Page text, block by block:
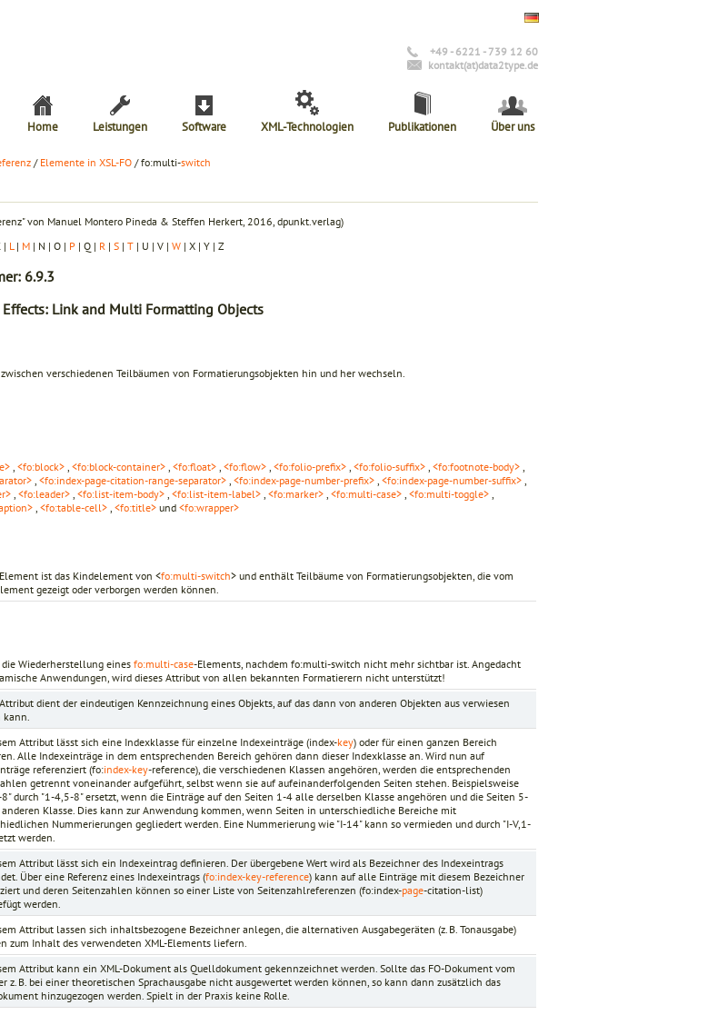
+49 - 6221 - 739 12 60
kontakt(at)data2type.de
Home Leistungen Software XML-Technologien Publikationen Über uns
/ Elemente in XSL-FO / fo:multi-switch
von Manuel Montero Pineda & Steffen Herkert, 2016, dpunkt.verlag)
| L | M | N | O | P | Q | R | S | T | U | V | W | X | Y | Z
6.9.3
Link and Multi Formatting Objects
verschiedenen Teilbäumen von Formatierungsobjekten hin und her wechseln.
, <fo:block> , <fo:block-container> , <fo:float> , <fo:flow> , <fo:folio-prefix> , <fo:folio-suffix> , <fo:footnote-body> ,
, <fo:index-page-citation-range-separator> , <fo:index-page-number-prefix> , <fo:index-page-number-suffix> ,
, <fo:leader> , <fo:list-item-body> , <fo:list-item-label> , <fo:marker> , <fo:multi-case> , <fo:multi-toggle> ,
, <fo:table-cell> , <fo:title> und <fo:wrapper>
ist das Kindelement von <fo:multi-switch> und enthält Teilbäume von Formatierungsobjekten, die vom
gezeigt oder verborgen werden können.
die Wiederherstellung eines fo:multi-case-Elements, nachdem fo:multi-switch nicht mehr sichtbar ist. Angedacht
Anwendungen, wird dieses Attribut von allen bekannten Formatierern nicht unterstützt!
dient der eindeutigen Kennzeichnung eines Objekts, auf das dann von anderen Objekten aus verwiesen
Attribut lässt sich eine Indexklasse für einzelne Indexeinträge (index-key) oder für einen ganzen Bereich
Alle Indexeinträge in dem entsprechenden Bereich gehören dann dieser Indexklasse an. Wird nun auf
referenziert (fo:index-key-reference), die verschiedenen Klassen angehören, werden die entsprechenden
getrennt voneinander aufgeführt, selbst wenn sie auf aufeinanderfolgenden Seiten stehen. Beispielsweise
durch "1-4,5-8" ersetzt, wenn die Einträge auf den Seiten 1-4 alle derselben Klasse angehören und die Seiten 5-
Klasse. Dies kann zur Anwendung kommen, wenn Seiten in unterschiedliche Bereiche mit
Nummerierungen gegliedert werden. Eine Nummerierung wie "I-14" kann so vermieden und durch "I-V,1-
werden.
Attribut lässt sich ein Indexeintrag definieren. Der übergebene Wert wird als Bezeichner des Indexeintrags
Über eine Referenz eines Indexeintrags (fo:index-key-reference) kann auf alle Einträge mit diesem Bezeichner
und deren Seitenzahlen können so einer Liste von Seitenzahlreferenzen (fo:index-page-citation-list)
werden.
Attribut lassen sich inhaltsbezogene Bezeichner anlegen, die alternativen Ausgabegeräten (z. B. Tonausgabe)
zum Inhalt des verwendeten XML-Elements liefern.
Attribut kann ein XML-Dokument als Quelldokument gekennzeichnet werden. Sollte das FO-Dokument vom
z. B. bei einer theoretischen Sprachausgabe nicht ausgewertet werden können, so kann dann zusätzlich das
hinzugezogen werden. Spielt in der Praxis keine Rolle.